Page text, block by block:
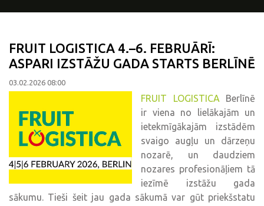
FRUIT LOGISTICA 4.–6. FEBRUĀRĪ:
ASPARI IZSTĀŽU GADA STARTS BERLĪNĒ
03.02.2026 08:00
FRUIT LOGISTICA Berlīnē
ir viena no lielākajām un
ietekmīgākajām izstādēm
svaigo augļu un dārzeņu
nozarē, un daudziem
nozares profesionāļiem tā
iezīmē izstāžu gada
sākumu. Tieši šeit jau gada sākumā var gūt priekšstatu